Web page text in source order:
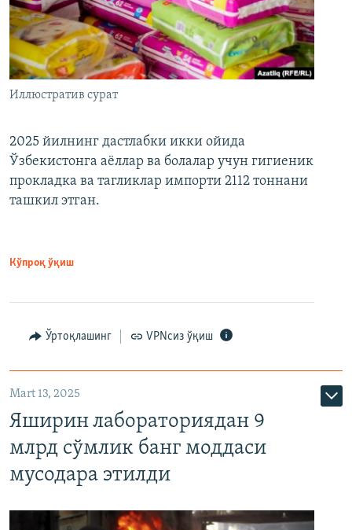
Иллюстратив сурат
2025 йилнинг дастлабки икки ойида
Ўзбекистонга аёллар ва болалар учун гигиеник
прокладка ва тагликлар импорти 2112 тоннани
ташкил этган.
Кўпроқ ўқиш
Ўртоқлашинг VPNсиз ўқиш
Mart 13, 2025
Яширин лабораториядан 9
млрд сўмлик банг моддаси
мусодара этилди